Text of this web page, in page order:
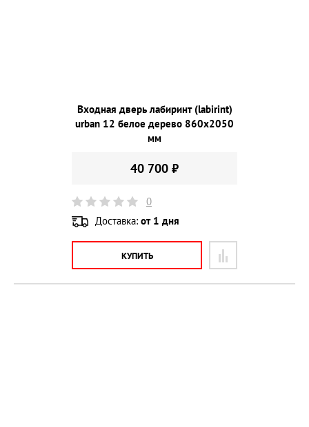
Входная дверь лабиринт (labirint)
urban 12 белое дерево 860х2050
мм
40 700 ₽
0
Доставка: от 1 дня
КУПИТЬ